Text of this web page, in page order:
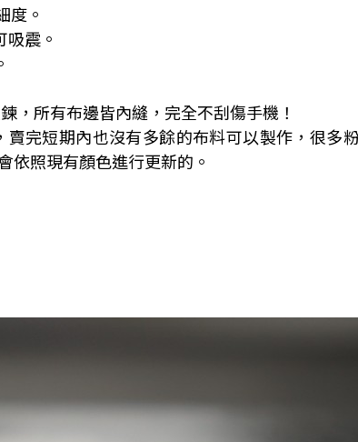
度。
震。
，所有布邊皆內縫，完全不刮傷手機！
完短期內也沒有多餘的布料可以製作，很多
照現有顏色進行更新的。